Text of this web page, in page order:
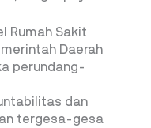
Rumah Sakit
Daerah
perundang-
dan
tergesa-gesa